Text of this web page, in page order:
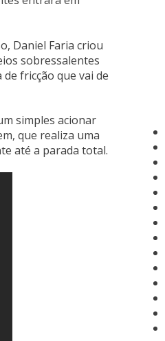
Daniel Faria criou
sobressalentes
fricção que vai de
simples acionar
que realiza uma
até a parada total.